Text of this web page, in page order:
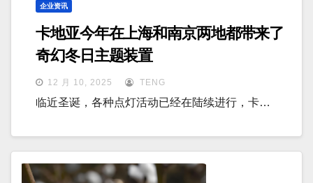
企业资讯
卡地亚今年在上海和南京两地都带来了
奇幻冬日主题装置
12 月 10, 2025 TENG
临近圣诞，各种点灯活动已经在陆续进行，卡…